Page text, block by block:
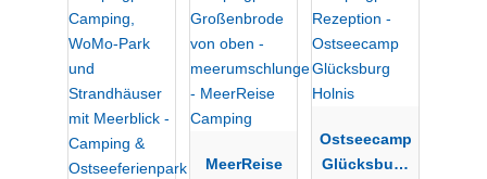
MeerReise
Ostseecamp
Glücksburg